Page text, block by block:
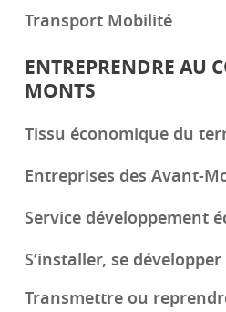
Transport Mobilité
ENTREPRENDRE AU
MONTS
Tissu économique du
Entreprises des Avant-
Service développement
S’installer, se développer
Transmettre ou